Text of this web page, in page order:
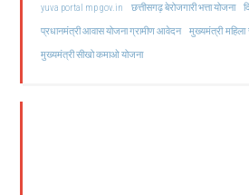
yuva portal mp gov.in
छत्तीसगढ़ बेरोजगारी भत्ता योजना
प्रधानमंत्री आवास योजना ग्रामीण आवेदन मुख्यमंत्री महिला
मुख्यमंत्री सीखो कमाओ योजना